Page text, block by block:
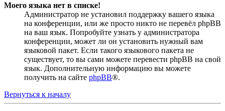
Моего языка нет в списке!
Администратор не установил поддержку вашего языка
на конференции, или же просто никто не перевёл phpBB
на ваш язык. Попробуйте узнать у администратора
конференции, может ли он установить нужный вам
языковой пакет. Если такого языкового пакета не
существует, то вы сами можете перевести phpBB на свой
язык. Дополнительную информацию вы можете
получить на сайте phpBB®.
Вернуться к началу